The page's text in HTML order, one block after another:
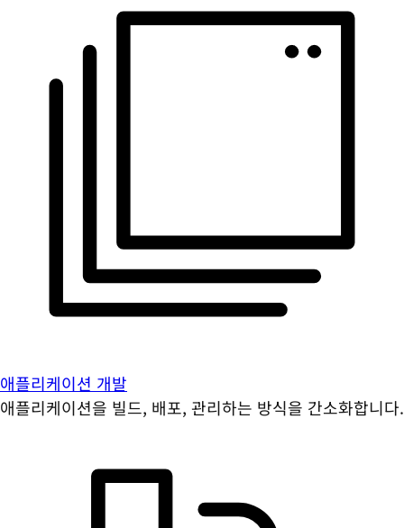
애플리케이션 개발
애플리케이션을 빌드, 배포, 관리하는 방식을 간소화합니다.